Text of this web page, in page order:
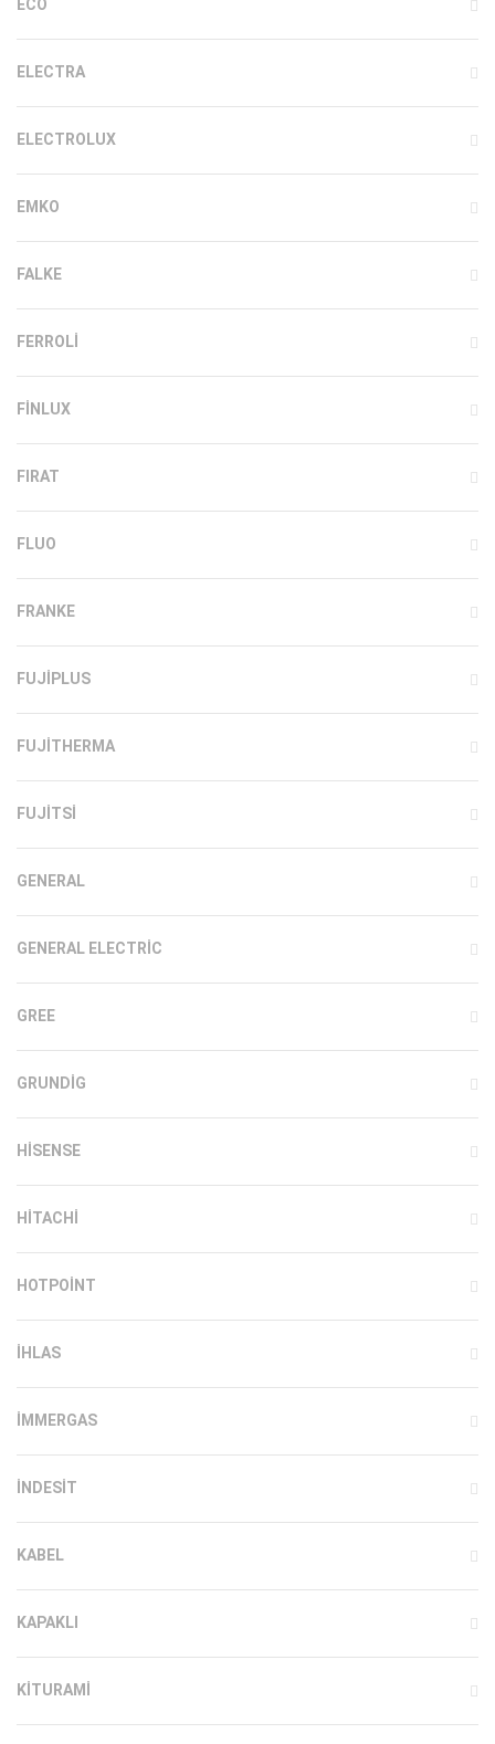
ECO
ELECTRA
ELECTROLUX
EMKO
FALKE
FERROLI
FINLUX
FIRAT
FLUO
FRANKE
FUJIPLUS
FUJITHERMA
FUJITSI
GENERAL
GENERAL ELECTRIC
GREE
GRUNDIG
HISENSE
HITACHI
HOTPOINT
IHLAS
İMMERGAS
INDESIT
KABEL
KAPAKLI
KITURAMI